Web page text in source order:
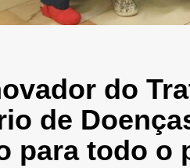
do
de
para todo o